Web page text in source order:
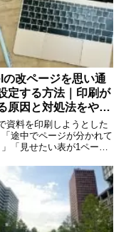
の改ページを思い通
定する方法｜印刷が
原因と対処法をやさ
説
資料を印刷しようとした
「途中でページが分かれて
」「見せたい表が1ページ
か。Excelは自動的に改
設定しますが、そのまま
しない位置でページが切
うことも多く、